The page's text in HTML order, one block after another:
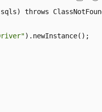
) throws
).newInstance();